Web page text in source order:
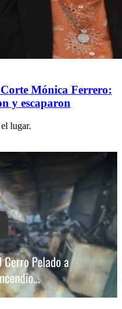
Mónica Ferrero:
y escaparon
lugar.
Campaña de solidaridad de